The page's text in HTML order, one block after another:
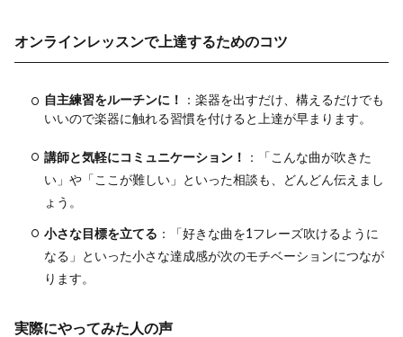
オンラインレッスンで上達するためのコツ
自主練習をルーチンに！
：楽器を出すだけ、構えるだけでも
いいので楽器に触れる習慣を付けると上達が早まります。
講師と気軽にコミュニケーション！
：「こんな曲が吹きた
い」や「ここが難しい」といった相談も、どんどん伝えまし
ょう。
小さな目標を立てる ：「好きな曲を1フレーズ吹けるように
なる」といった小さな達成感が次のモチベーションにつなが
ります。
実際にやってみた人の声